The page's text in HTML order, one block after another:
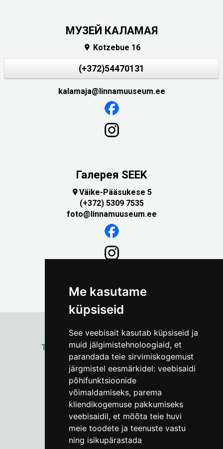
Me kasutame
küpsiseid
See veebisait kasutab küpsiseid ja
muid jälgimistehnoloogiaid, et
parandada teie sirvimiskogemust
järgmistel eesmärkidel: veebisaidi
põhifunktsioonide
võimaldamiseks, parema
kliendikogemuse pakkumiseks
veebisaidil, et mõõta teie huvi
meie toodete ja teenuste vastu
ning isikupärastada
МУЗЕЙ КАЛАМАЯ
 Kotzebue 16
(+372)54470131
kalamaja@linnamuuseum.ee
Галерея SEEK
Väike-Pääsukese 5
(+372) 5309 7535
foto@linnamuuseum.ee
ТАЛЛИННСКИЙГОРОДСКОЙ МУЗЕЙ
Vene 17
Пн–Пт 9–17:(+372) 610 4178
info@linnamuuseum.ee